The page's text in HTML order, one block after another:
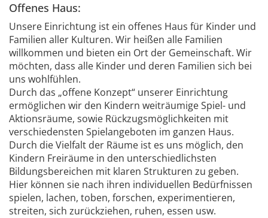
Offenes Haus:
Unsere Einrichtung ist ein offenes Haus für Kinder und
Familien aller Kulturen. Wir heißen alle Familien
willkommen und bieten ein Ort der Gemeinschaft. Wir
möchten, dass alle Kinder und deren Familien sich bei
uns wohlfühlen.
Durch das „offene Konzept“ unserer Einrichtung
ermöglichen wir den Kindern weiträumige Spiel- und
Aktionsräume, sowie Rückzugsmöglichkeiten mit
verschiedensten Spielangeboten im ganzen Haus.
Durch die Vielfalt der Räume ist es uns möglich, den
Kindern Freiräume in den unterschiedlichsten
Bildungsbereichen mit klaren Strukturen zu geben.
Hier können sie nach ihren individuellen Bedürfnissen
spielen, lachen, toben, forschen, experimentieren,
streiten, sich zurückziehen, ruhen, essen usw.